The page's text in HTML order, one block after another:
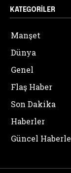
KATEGORILER
Manşet
Dünya
Genel
Flaş Haber
Son Dakika
Haberler
Güncel